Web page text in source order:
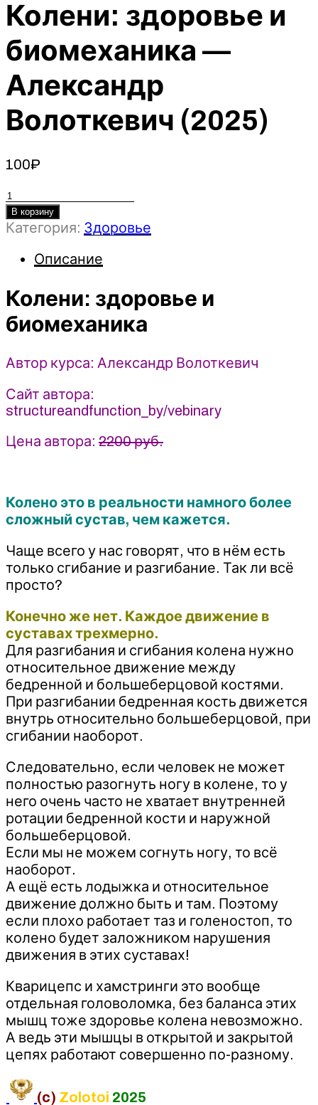
Колени: здоровье и
биомеханика —
Александр
Волоткевич (2025)
100₽
Количество
товара
Колени:
-
Александр
Волоткевич
В корзину
Категория: Здоровье
Описание
Колени: здоровье и
биомеханика
Автор курса: Александр Волоткевич
Сайт автора:
structureandfunction_by/vebinary
Цена автора: 2200 руб.
Колено это в реальности намного более
сложный сустав, чем кажется.
Чаще всего у нас говорят, что в нём есть
только сгибание и разгибание. Так ли всё
просто?
Конечно же нет. Каждое движение в
суставах трехмерно.
Для разгибания и сгибания колена нужно
относительное движение между
бедренной и большеберцовой костями.
При разгибании бедренная кость движется
внутрь относительно большеберцовой, при
сгибании наоборот.
Следовательно, если человек не может
полностью разогнуть ногу в колене, то у
него очень часто не хватает внутренней
ротации бедренной кости и наружной
большеберцовой.
Если мы не можем согнуть ногу, то всё
наоборот.
А ещё есть лодыжка и относительное
движение должно быть и там. Поэтому
если плохо работает таз и голеностоп, то
колено будет заложником нарушения
движения в этих суставах!
Кварицепс и хамстринги это вообще
отдельная головоломка, без баланса этих
мышц тоже здоровье колена невозможно.
А ведь эти мышцы в открытой и закрытой
цепях работают совершенно по-разному.
(c) Zolotoi 2025